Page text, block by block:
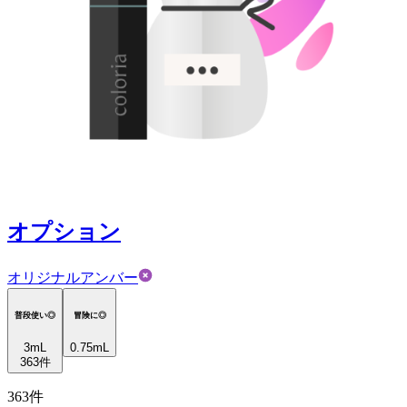
オプション
オリジナルアンバー
普段使い◎
3mL
363件
冒険に◎
0.75mL
363件